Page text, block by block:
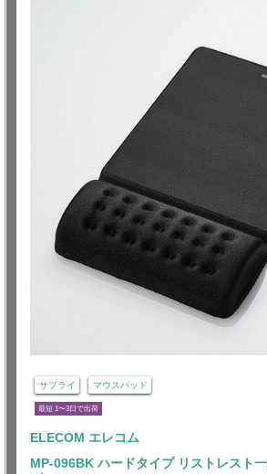
サプライ マウスパッド
最短 1〜3日で出荷
ELECOM エレコム
MP-096BK ハードタイプ リストレスト